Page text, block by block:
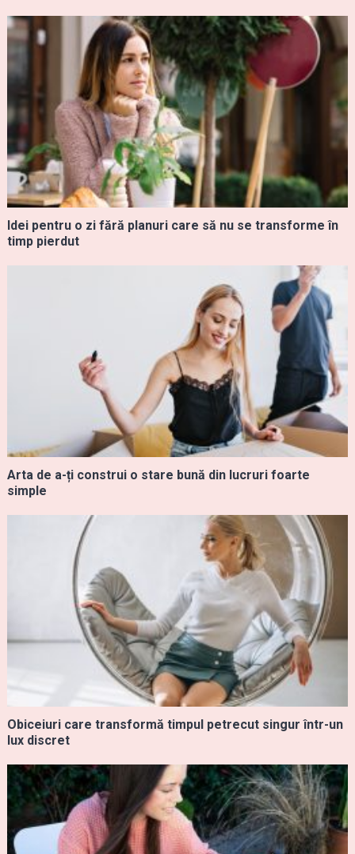
Idei pentru o zi fără planuri care să nu se transforme în
timp pierdut
Arta de a-ți construi o stare bună din lucruri foarte
simple
Obiceiuri care transformă timpul petrecut singur într-un
lux discret